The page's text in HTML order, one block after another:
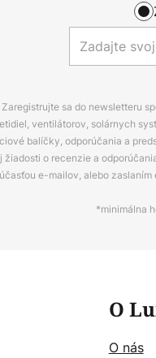
Zaregistrujte sa do newsletteru
ventilátorov, solárnych
balíčky, odporúčania a
žiadosti o recenzie a
e-mailov, alebo
*minimálna
O
O nás